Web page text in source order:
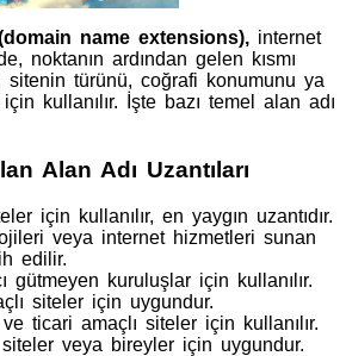
name extensions), internet
noktanın ardından gelen kısmı
sitenin türünü, coğrafi konumunu ya
kullanılır. İşte bazı temel alan adı
Alan Adı Uzantıları
için kullanılır, en yaygın uzantıdır.
veya internet hizmetleri sunan
edilir.
gütmeyen kuruluşlar için kullanılır.
siteler için uygundur.
ticari amaçlı siteler için kullanılır.
veya bireyler için uygundur.